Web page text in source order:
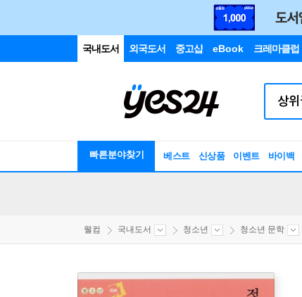
국내도서 외국도서 중고샵 eBook 크레마클럽
빠른분야찾기 베스트 신상품 이벤트 바이백
웰컴 국내도서 청소년 청소년 문학